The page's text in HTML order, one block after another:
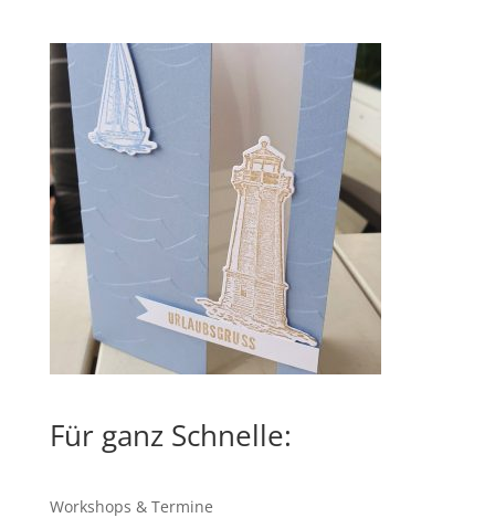
Für ganz Schnelle:
Workshops & Termine